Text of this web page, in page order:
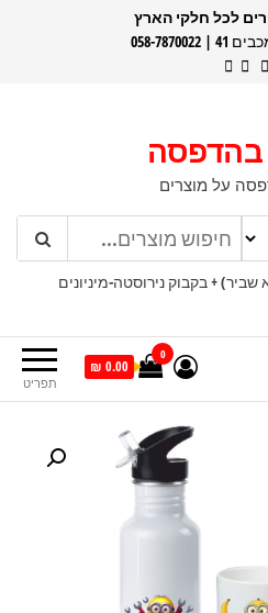
לכל חלקי הארץ
7870022
על מוצרים
+ בקבוק נירוסטה-מיניונים
תפריט
0
0.00 ₪